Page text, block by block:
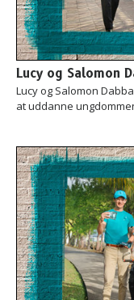
Lucy og Salomon
Lucy og Salomon
at uddanne